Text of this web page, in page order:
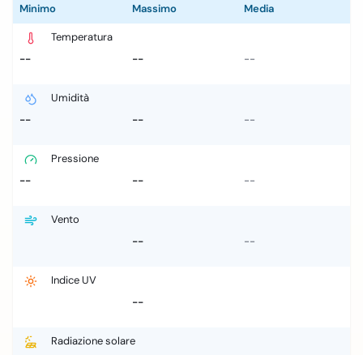
Minimo
Massimo Media
Temperatura
--
-- --
Umidità
--
-- --
Pressione
--
-- --
Vento
--
--
Indice UV
--
Radiazione solare